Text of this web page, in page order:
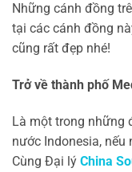
Những cánh đồng
tại các cánh đồng
cũng rất đẹp nhé!
Trở về thành phố
Là một trong những
nước Indonesia, nếu
Cùng Đại lý China